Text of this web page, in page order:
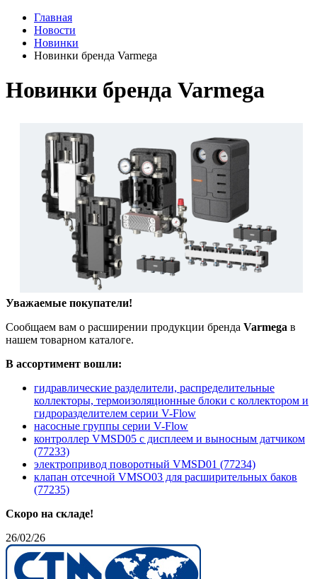
Главная
Новости
Новинки
Новинки бренда Varmega
Новинки бренда Varmega
Уважаемые покупатели!
Сообщаем вам о расширении продукции бренда Varmega в
нашем товарном каталоге.
В ассортимент вошли:
гидравлические разделители, распределительные
коллекторы, термоизоляционные блоки с коллектором и
гидроразделителем серии V-Flow
насосные группы серии V-Flow
контроллер VMSD05 с дисплеем и выносным датчиком
(77233)
электропривод поворотный VMSD01 (77234)
клапан отсечной VMSO03 для расширительных баков
(77235)
Скоро на складе!
26/02/26